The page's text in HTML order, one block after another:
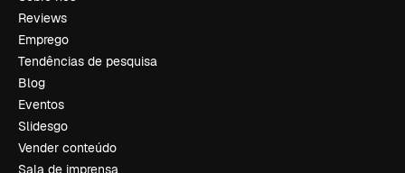
Reviews
Emprego
Tendências de pesquisa
Blog
Eventos
Slidesgo
Vender conteúdo
Sala de imprensa